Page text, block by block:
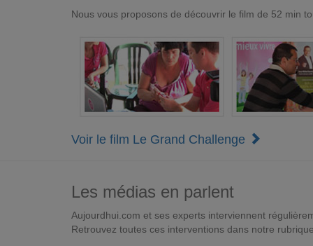
Nous vous proposons de découvrir le film de 52 min
Voir le film Le Grand Challenge
Les médias en parlent
Aujourdhui.com et ses experts interviennent
Retrouvez toutes ces interventions dans notre